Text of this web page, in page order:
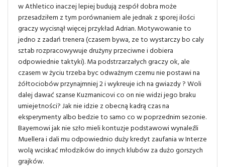
w Athletico inaczej lepiej budują zespół dobra może
przesadziłem z tym porównaniem ale jednak z sporej ilości
graczy wycisnął więcej przykład Adrian. Motywowanie to
jedno z zadań trenera (czasem bywa, ze to wystarczy bo caly
sztab rozpracowywuje drużyny przeciwne i dobiera
odpowiednie taktyki). Ma podstrzarzałych graczy ok, ale
czasem w życiu trzeba byc odważnym czemu nie postawi na
żółtociobów przynajmniej 2 i wykreuje ich na gwiazdy ? Woli
dalej dawać szanse Kuzmanicovi co on nie widzi jego braku
umiejetności? Jak nie idzie z obecną kadrą czas na
eksperymenty albo bedzie to samo co w poprzednim sezonie.
Bayernowi jak nie szło mieli kontuzje podstawowi wynaleźli
Muellera i dali mu odpowiednio duży kredyt zaufania w Interze
wolą wciskać młodzików do innych klubów za dużo gorszych
grajków.